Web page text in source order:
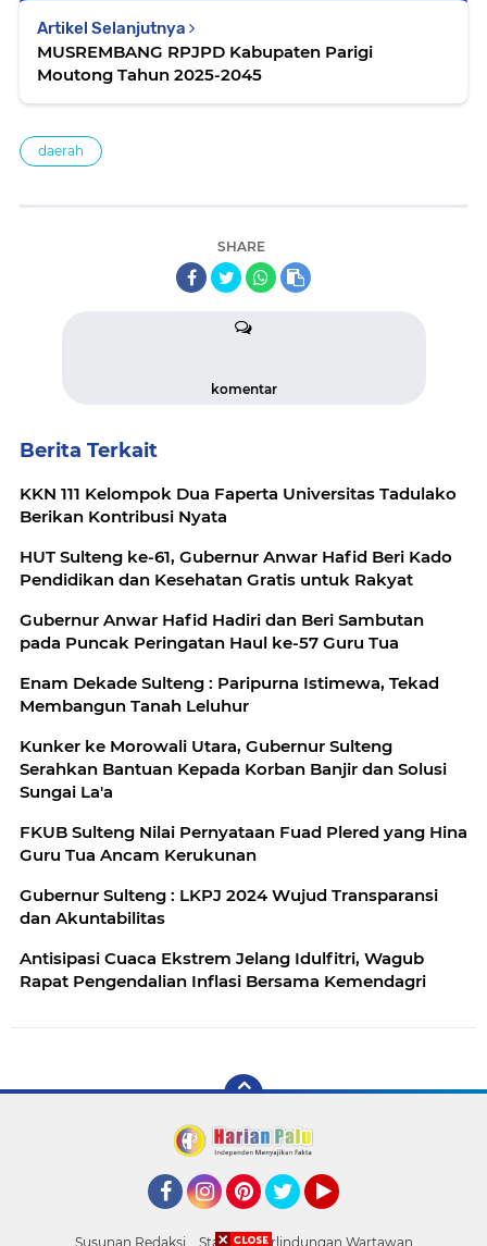
Artikel Selanjutnya
MUSREMBANG RPJPD Kabupaten Parigi
Moutong Tahun 2025-2045
daerah
SHARE
komentar
Berita Terkait
KKN 111 Kelompok Dua Faperta Universitas Tadulako
Berikan Kontribusi Nyata
HUT Sulteng ke-61, Gubernur Anwar Hafid Beri Kado
Pendidikan dan Kesehatan Gratis untuk Rakyat
Gubernur Anwar Hafid Hadiri dan Beri Sambutan
pada Puncak Peringatan Haul ke-57 Guru Tua
Enam Dekade Sulteng : Paripurna Istimewa, Tekad
Membangun Tanah Leluhur
Kunker ke Morowali Utara, Gubernur Sulteng
Serahkan Bantuan Kepada Korban Banjir dan Solusi
Sungai La'a
FKUB Sulteng Nilai Pernyataan Fuad Plered yang Hina
Guru Tua Ancam Kerukunan
Gubernur Sulteng : LKPJ 2024 Wujud Transparansi
dan Akuntabilitas
Antisipasi Cuaca Ekstrem Jelang Idulfitri, Wagub
Rapat Pengendalian Inflasi Bersama Kemendagri
Susunan Redaksi Standar Perlindungan Wartawan